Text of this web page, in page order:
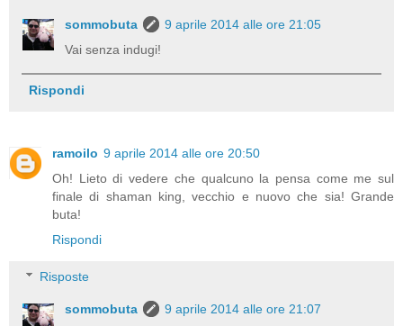
sommobuta
9 aprile 2014 alle ore 21:05
Vai senza indugi!
Rispondi
ramoilo 9 aprile 2014 alle ore 20:50
Oh! Lieto di vedere che qualcuno la pensa come me sul
finale di shaman king, vecchio e nuovo che sia! Grande
buta!
Rispondi
Risposte
sommobuta
9 aprile 2014 alle ore 21:07